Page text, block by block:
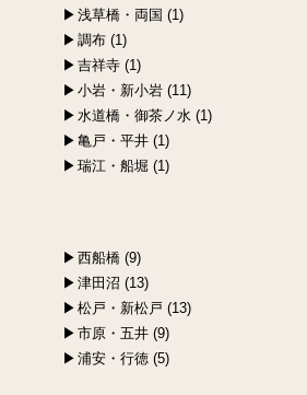
浅草橋・両国 (1)
調布 (1)
吉祥寺 (1)
小岩・新小岩 (11)
水道橋・御茶ノ水 (1)
亀戸・平井 (1)
瑞江・船堀 (1)
西船橋 (9)
津田沼 (13)
松戸・新松戸 (13)
市原・五井 (9)
浦安・行徳 (5)